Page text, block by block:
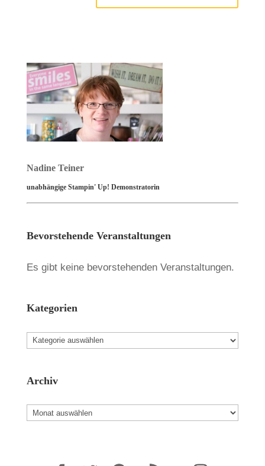
Nadine Teiner
unabhängige Stampin' Up! Demonstratorin
Bevorstehende Veranstaltungen
Es gibt keine bevorstehenden Veranstaltungen.
Kategorien
Kategorien
Archiv
Archiv